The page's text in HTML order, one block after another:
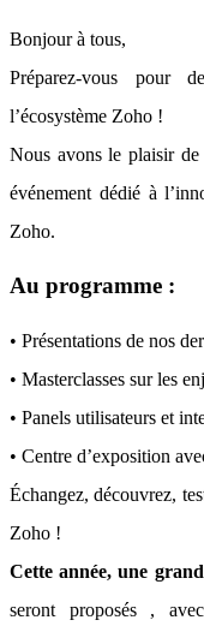
Bonjour à tous,
Préparez-vous pour
l’écosystème Zoho !
Nous avons le plaisir
événement dédié à
Zoho.
Au programme :
• Présentations de nos
• Masterclasses sur les
• Panels utilisateurs et
• Centre d’exposition
Échangez, découvrez,
Zoho !
Cette année, une
seront proposés ,